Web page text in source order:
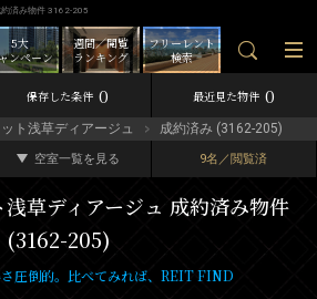
済み物件 3162-205
フリーレント
検索
週間／閲覧
ランキング
5大
ンペーン
保存した条件 0 最近見た物件 0
ト浅草ディアージュ 成約済み (3162-205)
空室一覧を見る 9名／閲覧済
草ディアージュ 成約済み物件
(3162-205)
圧倒的。比べてみれば、REIT FIND